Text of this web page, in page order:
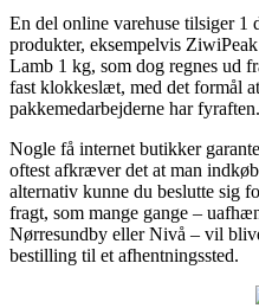
En del online varehuse tilsiger 1
produkter, eksempelvis
Lamb 1 kg, som dog regnes ud
fast klokkeslæt, med det formål
pakkemedarbejderne har fyraften.
Nogle få internet butikker
oftest afkræver det at man
alternativ kunne du beslutte sig
fragt, som mange gange –
Nørresundby eller Nivå – vil
bestilling til et afhentningssted.